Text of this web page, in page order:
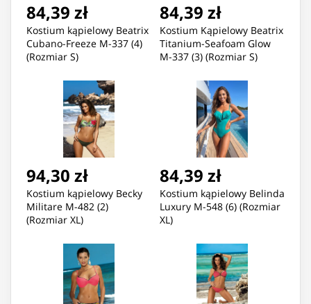
84,39 zł
Kostium kąpielowy Beatrix
Cubano-Freeze M-337 (4)
(Rozmiar S)
84,39 zł
Kostium Kąpielowy Beatrix
Titanium-Seafoam Glow
M-337 (3) (Rozmiar S)
94,30 zł
Kostium kąpielowy Becky
Militare M-482 (2)
(Rozmiar XL)
84,39 zł
Kostium kąpielowy Belinda
Luxury M-548 (6) (Rozmiar
XL)